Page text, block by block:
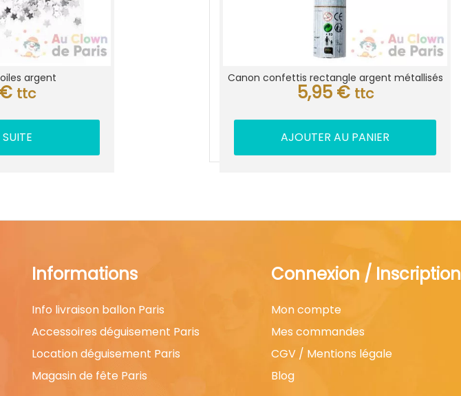
argent
€ ttc
SUITE
Canon confettis rectangle argent métallisés
5,95 € ttc
AJOUTER AU PANIER
Informations
Info livraison ballon Paris
Accessoires déguisement Paris
Location déguisement Paris
Magasin de fête Paris
Connexion / Inscription
Mon compte
Mes commandes
CGV / Mentions légale
Blog